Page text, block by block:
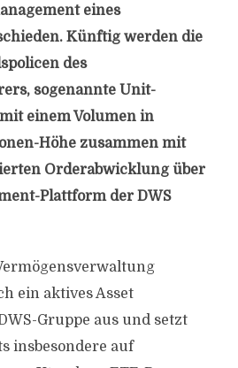
eines
Künftig werden die
des
sogenannte Unit-
einem Volumen in
Höhe zusammen mit
Orderabwicklung über
Plattform der DWS
ein aktives Asset
Gruppe aus und setzt
insbesondere auf